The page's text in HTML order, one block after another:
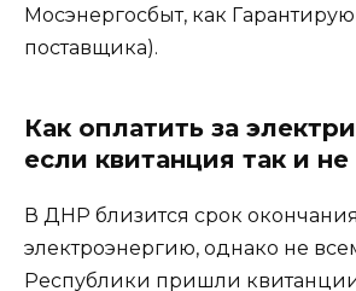
Мосэнергосбыт, как
поставщика).
Как оплатить за
если квитанция так и
В ДНР близится срок
электроэнергию, однако не
Республики пришли квитанции